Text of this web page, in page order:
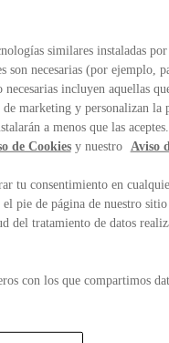
Ropa informal
similares instaladas
son necesarias (por ejemplo,
incluyen aquellas
de marketing y personalizan la
a menos que las
de Cookiesy nuestro Aviso
tu consentimiento en
pie de página de nuestro
del tratamiento de datos
con los que compartimos